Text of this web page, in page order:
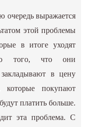
очередь выражается
этой проблемы
в итоге уходят
того, что они
в цену
которые покупают
платить больше.
эта проблема. С